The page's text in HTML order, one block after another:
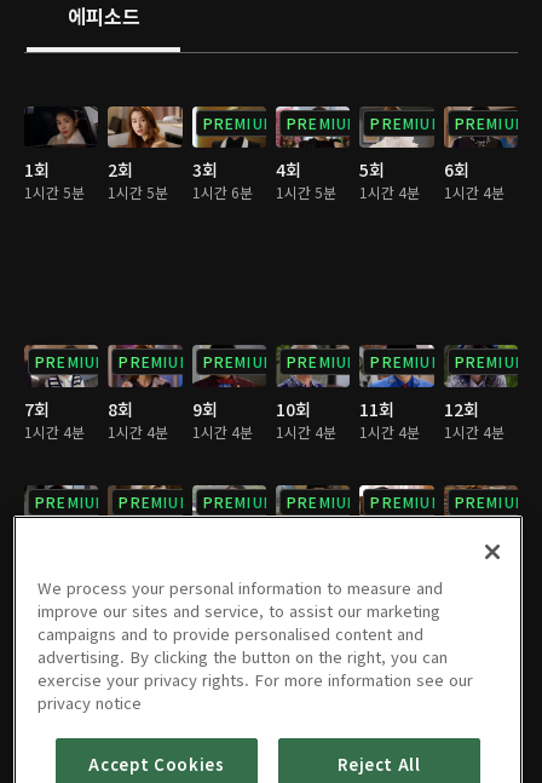
에피소드
1회
1시간 5분
2회
1시간 5분
PREMIUM
3회
1시간 6분
PREMIUM
4회
1시간 5분
PREMIUM
5회
1시간 4분
PREMIUM
6회
1시간 4분
PREMIUM
7회
1시간 4분
PREMIUM
8회
1시간 4분
PREMIUM
9회
1시간 4분
PREMIUM
10회
1시간 4분
PREMIUM
11회
1시간 4분
PREMIUM
12회
1시간 4분
PREMIUM PREMIUM PREMIUM PREMIUM PREMIUM PREMIUM
PREMIUM
19회
1시간 4분
PREMIUM
20회
1시간 4분
PREMIUM
21회
PREMIUM
22회
PREMIUM
23회 24회
We process your personal information to measure and
improve our sites and service, to assist our marketing
campaigns and to provide personalised content and
advertising. By clicking the button on the right, you can
exercise your privacy rights. For more information see our
privacy notice
Accept Cookies Reject All